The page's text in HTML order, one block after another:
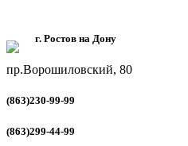
г. Ростов на Дону
пр.Ворошиловский, 80
(863)230-99-99
(863)299-44-99